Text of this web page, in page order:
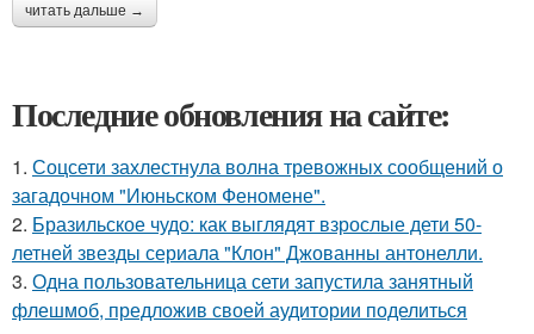
читать дальше →
Последние обновления на сайте:
1. Соцсети захлестнула волна тревожных сообщений о
загадочном "Июньском Феномене".
2. Бразильское чудо: как выглядят взрослые дети 50-
летней звезды сериала "Клон" Джованны антонелли.
3. Одна пользовательница сети запустила занятный
флешмоб, предложив своей аудитории поделиться